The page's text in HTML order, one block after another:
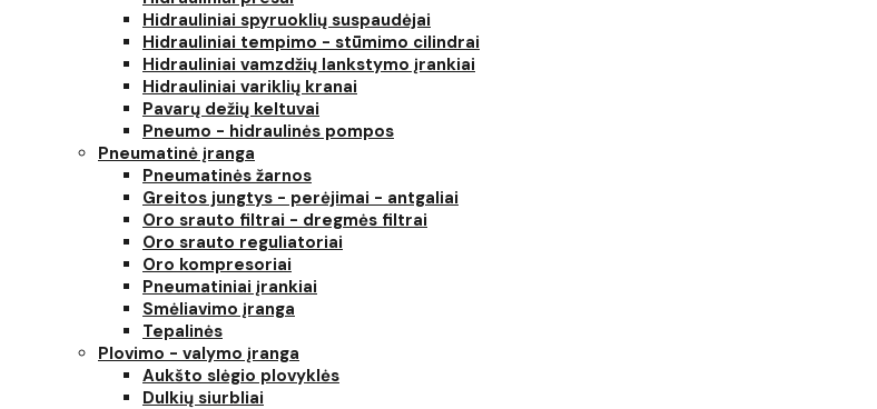
Hidrauliniai spyruoklių suspaudėjai
Hidrauliniai tempimo - stūmimo cilindrai
Hidrauliniai vamzdžių lankstymo įrankiai
Hidrauliniai variklių kranai
Pavarų dežių keltuvai
Pneumo - hidraulinės pompos
Pneumatinė įranga
Pneumatinės žarnos
Greitos jungtys - perėjimai - antgaliai
Oro srauto filtrai - dregmės filtrai
Oro srauto reguliatoriai
Oro kompresoriai
Pneumatiniai įrankiai
Smėliavimo įranga
Tepalinės
Plovimo - valymo įranga
Aukšto slėgio plovyklės
Dulkių siurbliai